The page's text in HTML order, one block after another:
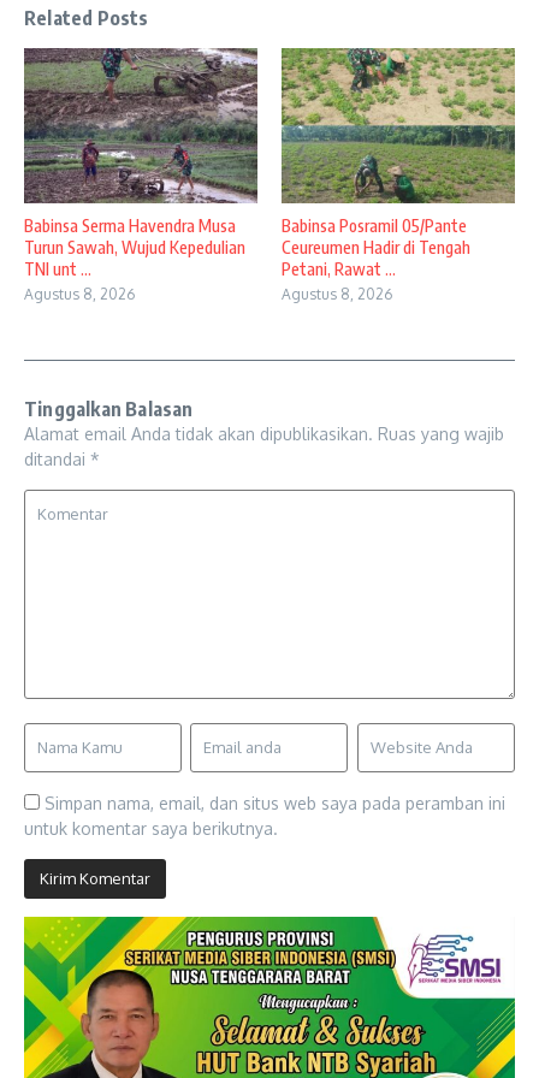
Related Posts
Babinsa Serma Havendra Musa
Turun Sawah, Wujud Kepedulian
TNI unt ...
Agustus 8, 2026
Babinsa Posramil 05/Pante
Ceureumen Hadir di Tengah
Petani, Rawat ...
Agustus 8, 2026
Tinggalkan Balasan
Alamat email Anda tidak akan dipublikasikan. Ruas yang wajib
ditandai *
Simpan nama, email, dan situs web saya pada peramban ini
untuk komentar saya berikutnya.